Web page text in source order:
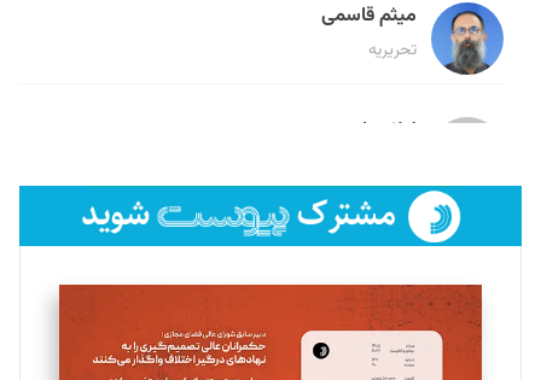
میثم قاسمی
تحریریه
لیلا حنارود
فائزه فتحی رستمی
تحریریه
سروش کرمیان